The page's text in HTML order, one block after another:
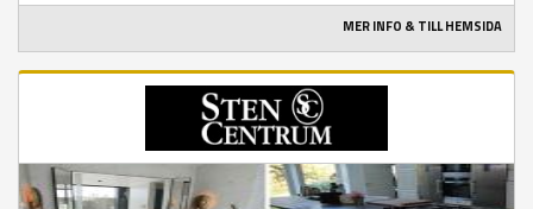
MER INFO & TILL HEMSIDA